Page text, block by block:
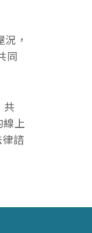
，
同
共
上
諮